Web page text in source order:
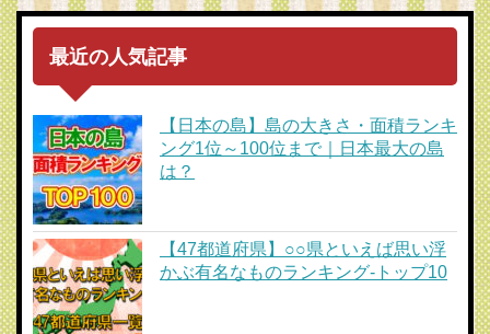
最近の人気記事
【日本の島】島の大きさ・面積ランキ
ング1位～100位まで｜日本最大の島
は？
【47都道府県】○○県といえば思い浮
かぶ有名なものランキング-トップ10